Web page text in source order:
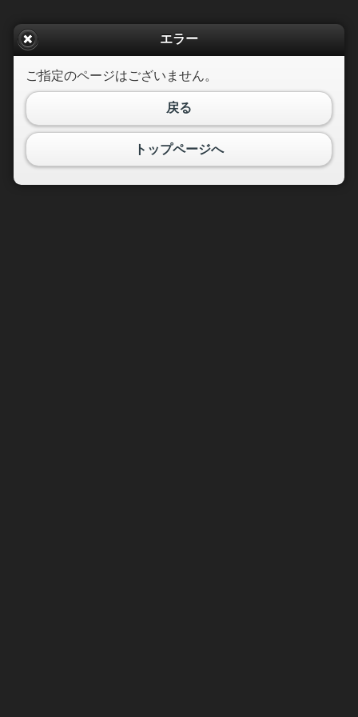
エラー
ご指定のページはございません。
戻る
トップページへ